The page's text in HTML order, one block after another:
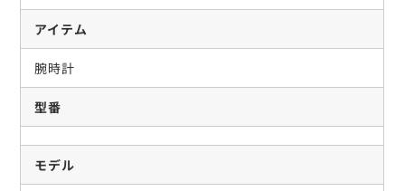
アイテム
腕時計
型番
モデル